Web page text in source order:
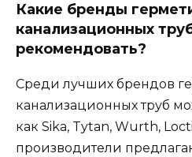
Какие бренды
канализационных
рекомендовать?
Среди лучших брендов
канализационных труб
как Sika, Tytan, Wurth,
производители